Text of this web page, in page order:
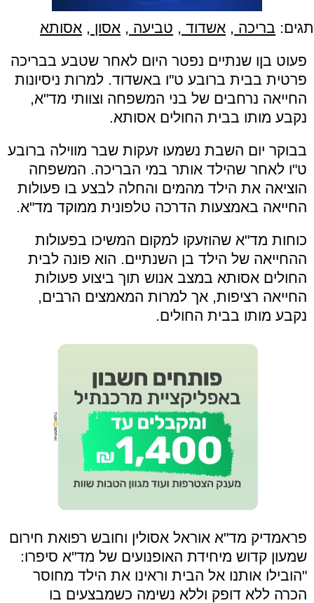
תגים: בריכה , אשדוד , טביעה , אסון , אסותא
פעוט בןו שנתיים נפטר היום לאחר שטבע בבריכה
פרטית בבית ברובע ט"ו באשדוד. למרות ניסיונות
החייאה נרחבים של בני המשפחה וצוותי מד"א,
נקבע מותו בבית החולים אסותא.
בבוקר יום השבת נשמעו זעקות שבר מווילה ברובע
ט"ו לאחר שהילד אותר במי הבריכה. המשפחה
הוציאה את הילד מהמים והחלה לבצע בו פעולות
החייאה באמצעות הדרכה טלפונית ממוקד מד"א.
כוחות מד"א שהוזעקו למקום המשיכו בפעולות
ההחייאה של הילד בן השנתיים. הוא פונה לבית
החולים אסותא במצב אנוש תוך ביצוע פעולות
החייאה רציפות, אך למרות המאמצים הרבים,
נקבע מותו בבית החולים.
פראמדיק מד"א אוראל אסולין וחובש רפואת חירום
שמעון קדוש מיחידת האופנועים של מד"א סיפרו:
"הובילו אותנו אל הבית וראינו את הילד מחוסר
הכרה ללא דופק וללא נשימה כשמבצעים בו